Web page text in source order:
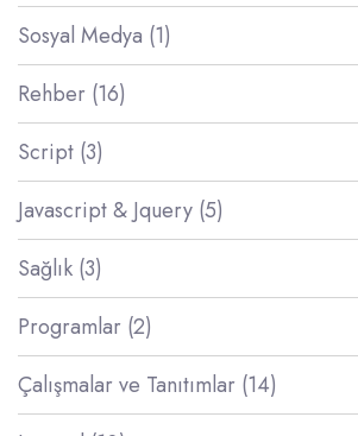
Sosyal Medya (1)
Rehber (16)
Script (3)
Javascript & Jquery (5)
Sağlık (3)
Programlar (2)
Çalışmalar ve Tanıtımlar (14)